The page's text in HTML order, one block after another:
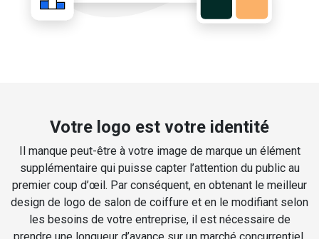
Votre logo est votre identité
Il manque peut-être à votre image de marque un élément
supplémentaire qui puisse capter l’attention du public au
premier coup d’œil. Par conséquent, en obtenant le meilleur
design de logo de salon de coiffure et en le modifiant selon
les besoins de votre entreprise, il est nécessaire de